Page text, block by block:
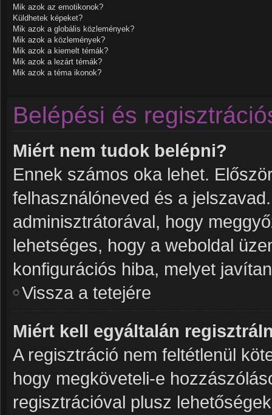
Mik azok az emotikonok?
Küldhetek képeket?
Mik azok a globális közlemények?
Mik azok a közlemények?
Mik azok a kiemelt témák?
Mik azok a lezárt témák?
Mik azok a téma ikonok?
Belépési és
Miért nem tudok belépni?
Ennek számos oka lehet.
felhasználóneved és a
adminisztrátorával, hogy
lehetséges, hogy a weboldal
konfigurációs hiba, melyet
Vissza a tetejére
Miért kell egyáltalán
A regisztráció nem feltétlenül
hogy megköveteli-e
regisztrációval plusz